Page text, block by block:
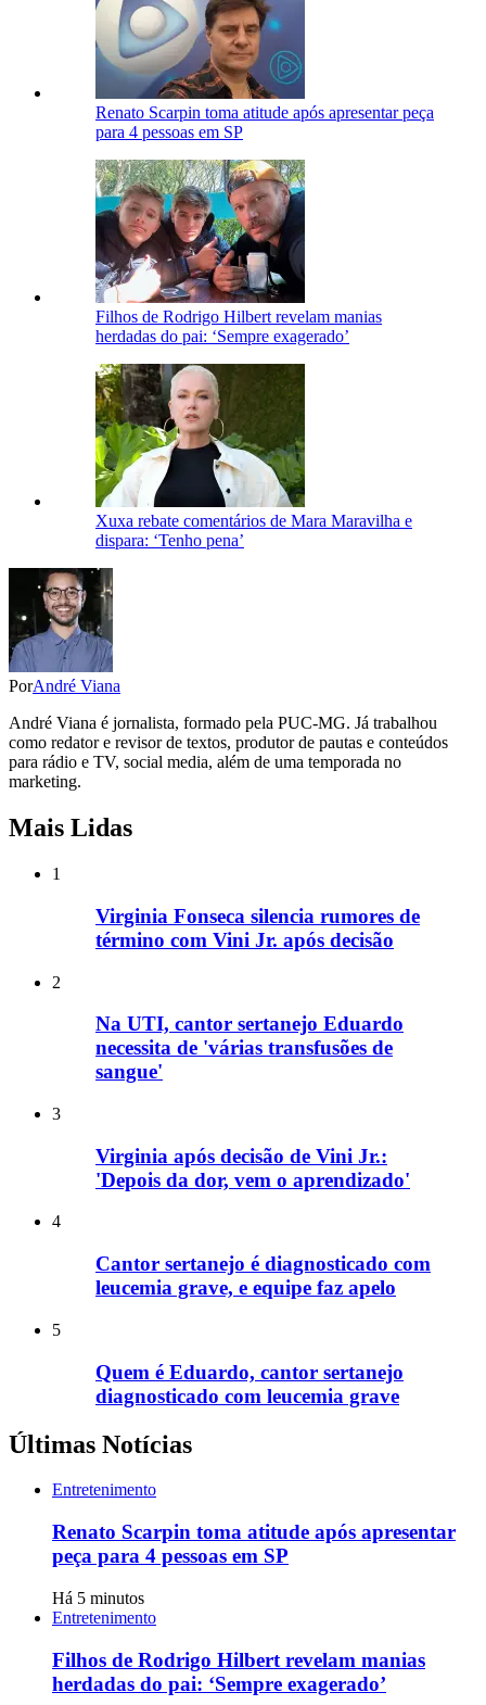
Renato Scarpin toma atitude após apresentar peça
para 4 pessoas em SP
Filhos de Rodrigo Hilbert revelam manias
herdadas do pai: ‘Sempre exagerado’
Xuxa rebate comentários de Mara Maravilha e
dispara: ‘Tenho pena’
PorAndré Viana
André Viana é jornalista, formado pela PUC-MG. Já trabalhou
como redator e revisor de textos, produtor de pautas e conteúdos
para rádio e TV, social media, além de uma temporada no
marketing.
Mais Lidas
1
Virginia Fonseca silencia rumores de
término com Vini Jr. após decisão
2
Na UTI, cantor sertanejo Eduardo
necessita de 'várias transfusões de
sangue'
3
Virginia após decisão de Vini Jr.:
'Depois da dor, vem o aprendizado'
4
Cantor sertanejo é diagnosticado com
leucemia grave, e equipe faz apelo
5
Quem é Eduardo, cantor sertanejo
diagnosticado com leucemia grave
Últimas Notícias
Entretenimento
Renato Scarpin toma atitude após apresentar
peça para 4 pessoas em SP
Há 5 minutos
Entretenimento
Filhos de Rodrigo Hilbert revelam manias
herdadas do pai: ‘Sempre exagerado’